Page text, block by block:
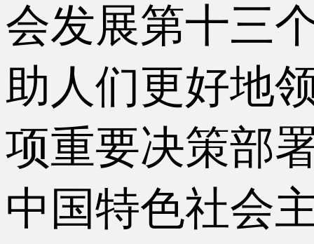
会发展第十三
助人们更好地
项重要决策部
中国特色社会